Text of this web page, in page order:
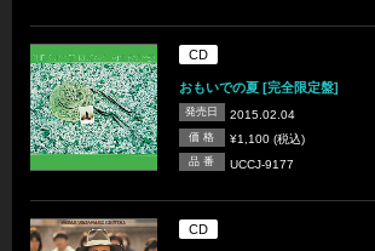
CD
おもいでの夏 [完全限定盤]
発売日 2015.02.04
価 格 ¥1,100 (税込)
品 番 UCCJ-9177
CD